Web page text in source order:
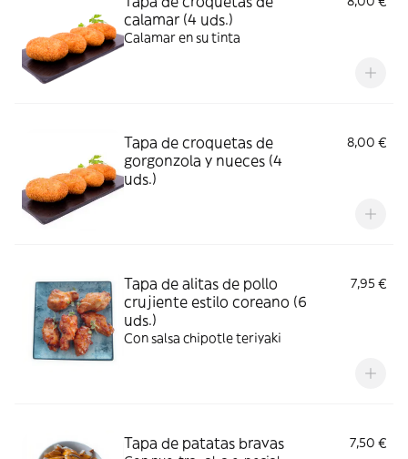
calamar (4 uds.)
Calamar en su tinta
Tapa de croquetas de
gorgonzola y nueces (4
uds.)
8,00 €
Tapa de alitas de pollo
crujiente estilo coreano (6
uds.)
7,95 €
Con salsa chipotle teriyaki
Tapa de patatas bravas
7,50 €